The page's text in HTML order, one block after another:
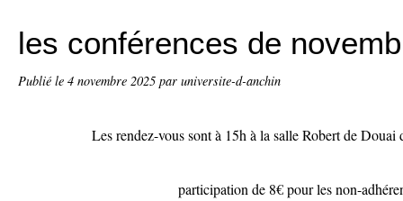
les conférences de
Publié le 4 novembre 2025 par universite-d-anchin
Les rendez-vous sont à 15h à la salle Robert de Douai
participation de 8€ pour les non-